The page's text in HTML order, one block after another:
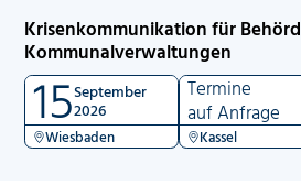
Krisenkommunikation für
Kommunalverwaltungen
15September
2026
Wiesbaden
Termine
auf Anfrage
Kassel